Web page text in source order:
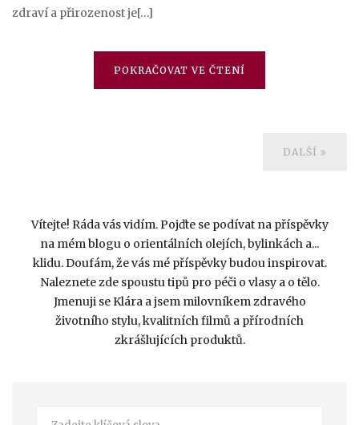
zdraví a přirozenost je[…]
POKRAČOVAT VE ČTENÍ
DALŠÍ
Vítejte! Ráda vás vidím. Pojďte se podívat na příspěvky
na mém blogu o orientálních olejích, bylinkách a...
klidu. Doufám, že vás mé příspěvky budou inspirovat.
Naleznete zde spoustu tipů pro péči o vlasy a o tělo.
Jmenuji se Klára a jsem milovníkem zdravého
životního stylu, kvalitních filmů a přírodních
zkrášlujících produktů.